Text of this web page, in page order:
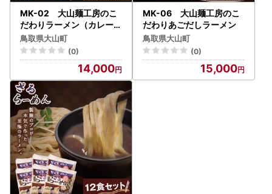
MK-02 大山麺工房のこ
だわりラーメン（カレー味
）
鳥取県大山町
(0)
14,000
MK-06 大山麺工房のこ
だわりあごだしラーメン
鳥取県大山町
(0)
15,000